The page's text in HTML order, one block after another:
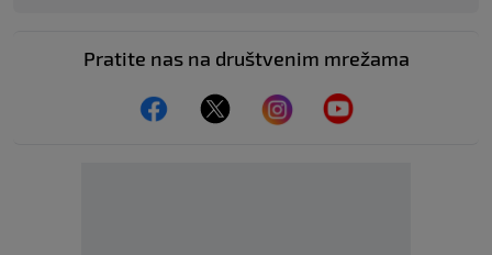
Pratite nas na društvenim mrežama